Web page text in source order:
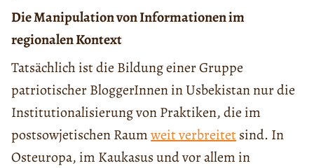
Die Manipulation von Informationen im
regionalen Kontext
Tatsächlich ist die Bildung einer Gruppe
patriotischer BloggerInnen in Usbekistan nur die
Institutionalisierung von Praktiken, die im
postsowjetischen Raumweit verbreitetsind. In
Osteuropa, im Kaukasus und vor allem in